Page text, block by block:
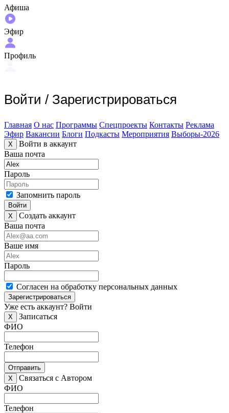
Афиша
Эфир
Профиль
Войти / Зарегистрироваться
Главная О нас Программы Спецпроекты Контакты Реклама
Эфир Вакансии Блоги Подкасты Мероприятия Выборы-2026
X
Войти в аккаунт
Ваша почта
Пароль
Запомнить пароль
Войти
X
Создать аккаунт
Ваша почта
Ваше имя
Пароль
Согласен на обработку персональных данных
Зарегистрироваться
Уже есть аккаунт? Войти
X
Записаться
ФИО
Телефон
Отправить
X
Связаться с Автором
ФИО
Телефон